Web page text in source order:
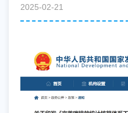
2025-02-21